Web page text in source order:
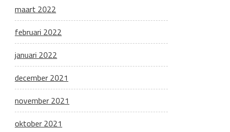
maart 2022
februari 2022
januari 2022
december 2021
november 2021
oktober 2021